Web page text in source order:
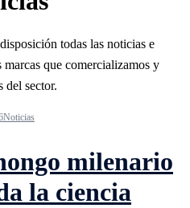
todas las noticias e
que comercializamos y
del sector.
Noticias
milenario
la ciencia